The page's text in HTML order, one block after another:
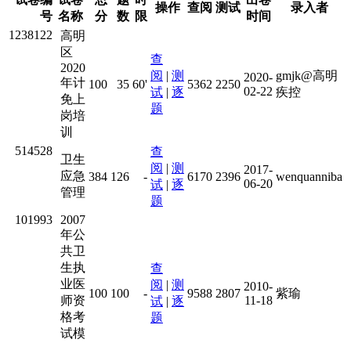
号 名称
分
数 限
操作 查阅 测试
时间
录入者
1238122
高明
区
2020
年计
免上
岗培
训
100 35 60'
查
阅 | 测
试 | 逐
题
5362 2250
2020-
02-22
gmjk@高明
疾控
514528
卫生
应急
管理
384 126 -
查
阅 | 测
试 | 逐
题
6170 2396
2017-
06-20
wenquanniba
101993
2007
年公
共卫
生执
业医
师资
格考
试模
100 100 -
查
阅 | 测
试 | 逐
题
9588 2807
2010-
11-18
紫瑜